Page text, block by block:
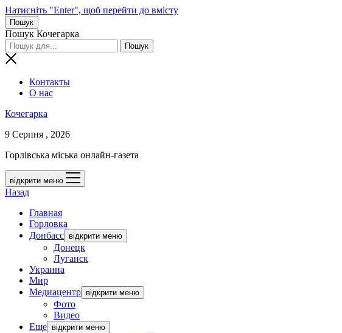
Натисніть "Enter", щоб перейти до вмісту
Пошук
Пошук Кочегарка
Контакты
О нас
Кочегарка
9 Серпня , 2026
Горлівська міська онлайн-газета
відкрити меню
Назад
Главная
Горловка
Донбасс відкрити меню
Донецк
Луганск
Украина
Мир
Медиацентр відкрити меню
Фото
Видео
Еще відкрити меню